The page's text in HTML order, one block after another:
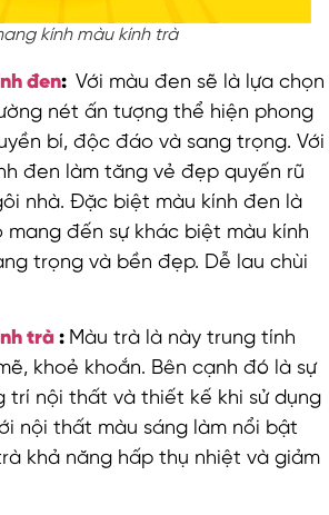
kính màu kính trà
đen: Với màu đen sẽ là lựa chọn
nét ấn tượng thể hiện phong
bí, độc đáo và sang trọng. Với
đen làm tăng vẻ đẹp quyến rũ
nhà. Đặc biệt màu kính đen là
mang đến sự khác biệt màu kính
trọng và bền đẹp. Dễ lau chùi
trà : Màu trà là này trung tính
khoẻ khoắn. Bên cạnh đó là sự
trí nội thất và thiết kế khi sử dụng
nội thất màu sáng làm nổi bật
khả năng hấp thụ nhiệt và giảm